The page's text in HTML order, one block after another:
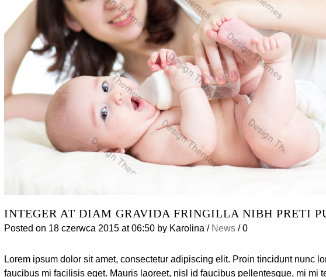
INTEGER AT DIAM GRAVIDA FRINGILLA NIBH PRETI
Posted on 18 czerwca 2015 at 06:50 by Karolina / News /0
Lorem ipsum dolor sit amet, consectetur adipiscing elit. Proin tincidunt nunc
faucibus mi facilisis eget. Mauris laoreet, nisl id faucibus pellentesque, mi mi